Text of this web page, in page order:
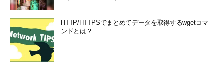
HTTP/HTTPSでまとめてデータを取得するwgetコマ
ンドとは？